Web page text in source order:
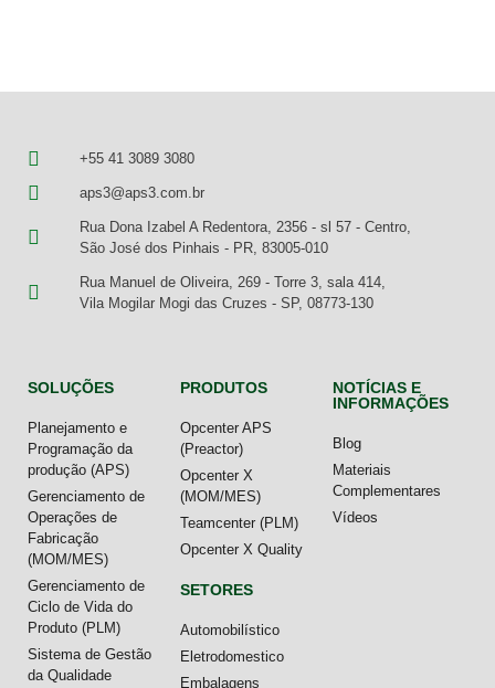
+55 41 3089 3080
aps3@aps3.com.br
Rua Dona Izabel A Redentora, 2356 - sl 57 - Centro,
São José dos Pinhais - PR, 83005-010
Rua Manuel de Oliveira, 269 - Torre 3, sala 414,
Vila Mogilar Mogi das Cruzes - SP, 08773-130
SOLUÇÕES
Planejamento e
Programação da
produção (APS)
Gerenciamento de
Operações de
Fabricação
(MOM/MES)
Gerenciamento de
Ciclo de Vida do
Produto (PLM)
Sistema de Gestão
da Qualidade
PRODUTOS
Opcenter APS
(Preactor)
Opcenter X
(MOM/MES)
Teamcenter (PLM)
Opcenter X Quality
SETORES
Automobilístico
Eletrodomestico
Embalagens
NOTÍCIAS E
INFORMAÇÕES
Blog
Materiais
Complementares
Vídeos